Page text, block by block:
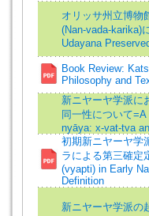
オリッサ州立博物
(Nan-vada-karika)
Udayana
Book Review:
Philosophy and
新ニヤーヤ学派に
同一性について
nyāya: x-vat-tva
初期新ニヤーヤ学
ラによる第三確定
(vyapti) in Early
Definition
新ニヤーヤ学派の